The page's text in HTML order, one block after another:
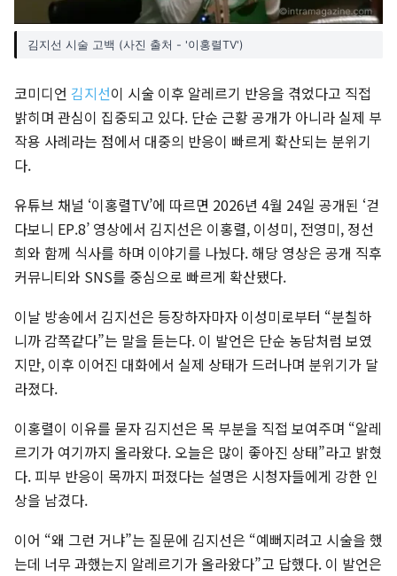
김지선 시술 고백 (사진 출처 - '이홍렬TV')
코미디언 김지선이 시술 이후 알레르기 반응을 겪었다고 직접
밝히며 관심이 집중되고 있다. 단순 근황 공개가 아니라 실제 부
작용 사례라는 점에서 대중의 반응이 빠르게 확산되는 분위기
다.
유튜브 채널 ‘이홍렬TV’에 따르면 2026년 4월 24일 공개된 ‘걷
다보니 EP.8’ 영상에서 김지선은 이홍렬, 이성미, 전영미, 정선
희와 함께 식사를 하며 이야기를 나눴다. 해당 영상은 공개 직후
커뮤니티와 SNS를 중심으로 빠르게 확산됐다.
이날 방송에서 김지선은 등장하자마자 이성미로부터 “분칠하
니까 감쪽같다”는 말을 듣는다. 이 발언은 단순 농담처럼 보였
지만, 이후 이어진 대화에서 실제 상태가 드러나며 분위기가 달
라졌다.
이홍렬이 이유를 묻자 김지선은 목 부분을 직접 보여주며 “알레
르기가 여기까지 올라왔다. 오늘은 많이 좋아진 상태”라고 밝혔
다. 피부 반응이 목까지 퍼졌다는 설명은 시청자들에게 강한 인
상을 남겼다.
이어 “왜 그런 거냐”는 질문에 김지선은 “예뻐지려고 시술을 했
는데 너무 과했는지 알레르기가 올라왔다”고 답했다. 이 발언은